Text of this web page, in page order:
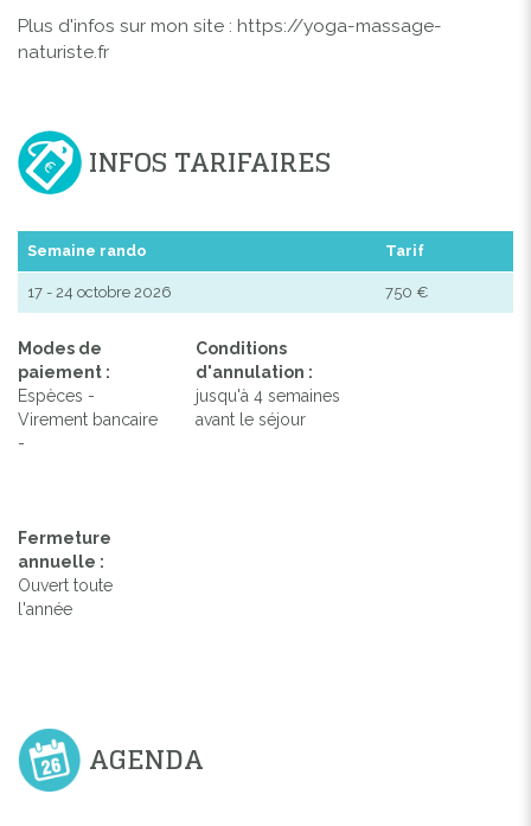
Plus d'infos sur mon site : https://yoga-massage-
naturiste.fr
INFOS TARIFAIRES
Semaine rando Tarif
17 - 24 octobre 2026 750 €
Modes de
paiement :
Espèces -
Virement bancaire
-
Conditions
d'annulation :
jusqu'à 4 semaines
avant le séjour
Fermeture
annuelle :
Ouvert toute
l'année
AGENDA